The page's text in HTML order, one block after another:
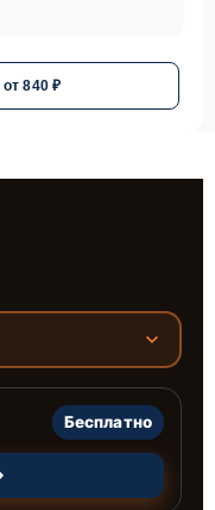
от 840 ₽
Бесплатно